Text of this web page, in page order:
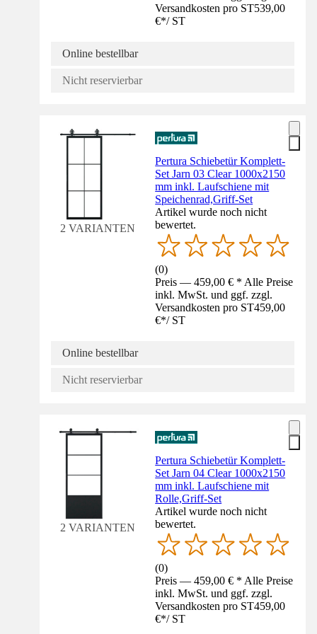
Versandkosten pro ST539,00
€*/ ST
Online bestellbar
Nicht reservierbar
2 VARIANTEN
Pertura Schiebetür Komplett-
Set Jarn 03 Clear 1000x2150
mm inkl. Laufschiene mit
Speichenrad,Griff-Set
Artikel wurde noch nicht
bewertet.
(0)
Preis — 459,00 € * Alle Preise
inkl. MwSt. und ggf. zzgl.
Versandkosten pro ST459,00
€*/ ST
Online bestellbar
Nicht reservierbar
2 VARIANTEN
Pertura Schiebetür Komplett-
Set Jarn 04 Clear 1000x2150
mm inkl. Laufschiene mit
Rolle,Griff-Set
Artikel wurde noch nicht
bewertet.
(0)
Preis — 459,00 € * Alle Preise
inkl. MwSt. und ggf. zzgl.
Versandkosten pro ST459,00
€*/ ST